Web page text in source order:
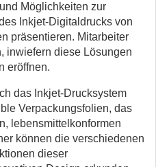
Möglichkeiten zur
Inkjet-Digitaldrucks von
präsentieren. Mitarbeiter
inwiefern diese Lösungen
eröffnen.
das Inkjet-Drucksystem
Verpackungsfolien, das
lebensmittelkonformen
können die verschiedenen
dieser